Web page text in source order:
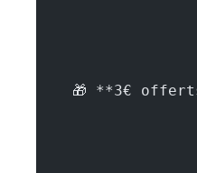
🎁 **3€